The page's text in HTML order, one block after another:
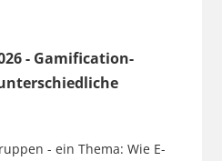
- Gamification-
- ein Thema: Wie E-